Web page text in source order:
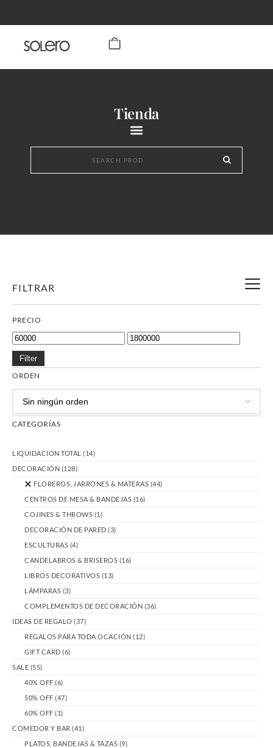
Tienda
FILTRAR
PRECIO
Filter
ORDEN
CATEGORÍAS
LIQUIDACION TOTAL (14)
DECORACIÓN (128)
FLOREROS, JARRONES & MATERAS (44)
CENTROS DE MESA & BANDEJAS (16)
COJINES & THROWS (1)
DECORACIÓN DE PARED (3)
ESCULTURAS (4)
CANDELABROS & BRISEROS (16)
LIBROS DECORATIVOS (13)
LÁMPARAS (3)
COMPLEMENTOS DE DECORACIÓN (36)
IDEAS DE REGALO (37)
REGALOS PARA TODA OCACIÓN (12)
GIFT CARD (6)
SALE (55)
40% OFF (6)
50% OFF (47)
60% OFF (1)
COMEDOR Y BAR (41)
PLATOS, BANDEJAS & TAZAS (9)